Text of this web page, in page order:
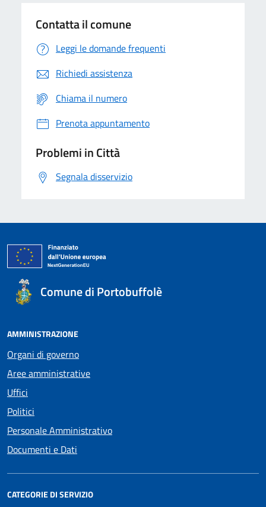
Contatta il comune
Leggi le domande frequenti
Richiedi assistenza
Chiama il numero
Prenota appuntamento
Problemi in Città
Segnala disservizio
Comune di Portobuffolè
AMMINISTRAZIONE
Organi di governo
Aree amministrative
Uffici
Politici
Personale Amministrativo
Documenti e Dati
CATEGORIE DI SERVIZIO